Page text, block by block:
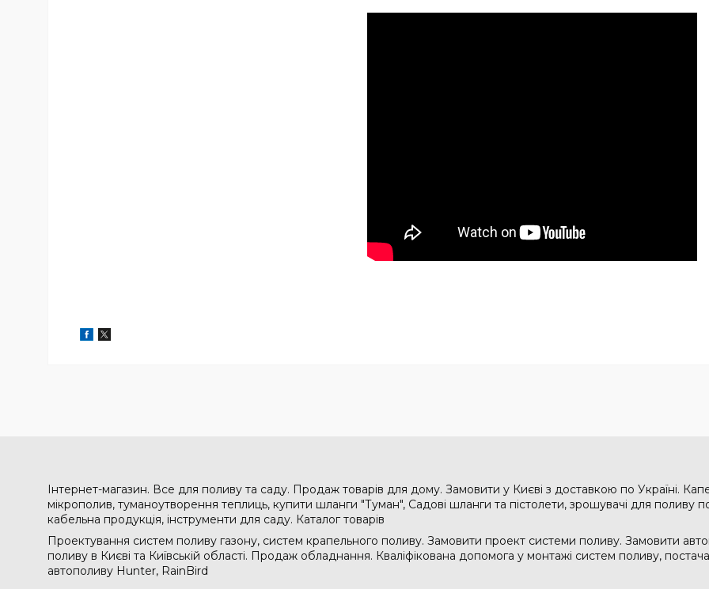
Інтернет-магазин. Все для поливу та саду. Продаж товарів для дому. Замовити у Києві з доставкою по Україні.
мікрополив, туманоутворення теплиць, купити шланги "Туман", Садові шланги та пістолети, зрошувачі для поливу
кабельна продукція, інструменти для саду. Каталог товарів
Проектування систем поливу газону, систем крапельного поливу. Замовити проект системи поливу. Замовити
поливу в Києві та Київській області. Продаж обладнання. Кваліфікована допомога у монтажі систем поливу,
автополиву Hunter, RainBird